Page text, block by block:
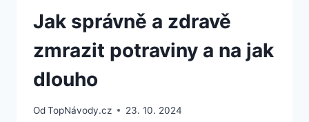
Jak správně a zdravě
zmrazit potraviny a na jak
dlouho
OdTopNávody.cz 23. 10. 2024